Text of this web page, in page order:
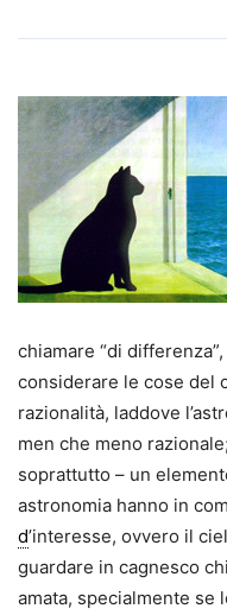
chiamare “di
considerare le cose del
razionalità, laddove
men che meno
soprattutto – un
astronomia hanno in
d’interesse, ovvero il
guardare in cagnesco
amata, specialmente se